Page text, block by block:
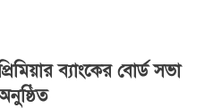
ব্যাংকের বোর্ড সভা